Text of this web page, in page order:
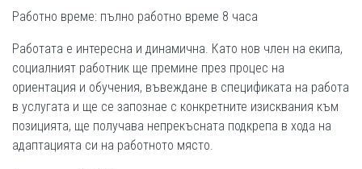
Работно време: пълно работно време 8 часа
Работата е интересна и динамична. Като нов член на екипа,
социалният работник ще премине през процес на
ориентация и обучения, въвеждане в спецификата на работа
в услугата и ще се запознае с конкретните изисквания към
позицията, ще получава непрекъсната подкрепа в хода на
адаптацията си на работното място.